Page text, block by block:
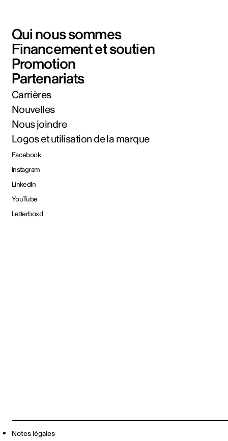
Qui nous sommes
Financement et soutien
Promotion
Partenariats
Carrières
Nouvelles
Nous joindre
Logos et utilisation de la marque
Facebook
Instagram
LinkedIn
YouTube
Letterboxd
Notes légales